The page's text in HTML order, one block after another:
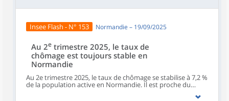
avec respectivement +0,2 point et +0,3 point. La hausse est
plupart des zones d’emploi normandes, le taux de chômage
évolue peu, mais des augmentations plus sensibles sont
Rouen.
Insee Flash - N° 153 Normandie – 19/09/2025
Au 2e trimestre 2025, le taux de
chômage est toujours stable en
Normandie
Au 2e trimestre 2025, le taux de chômage se stabilise à 7,2 %
de la population active en Normandie. Il est proche du
niveau observé en France métropolitaine, également stable
sur le trimestre à 7,3 %. Sur un an, le taux de chômage est